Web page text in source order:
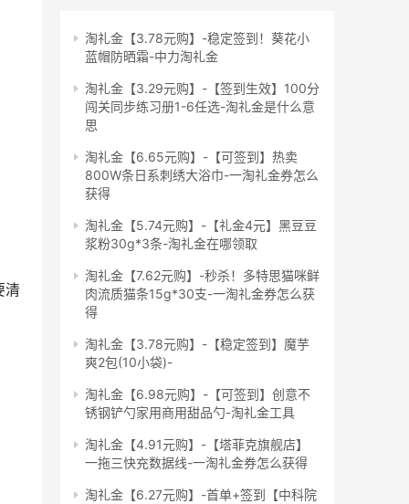
清
淘礼金【3.78元购】-稳定签到！葵花小
蓝帽防晒霜-中力淘礼金
淘礼金【3.29元购】-【签到生效】100分
闯关同步练习册1-6任选-淘礼金是什么意
思
淘礼金【6.65元购】-【可签到】热卖
800W条日系刺绣大浴巾-一淘礼金券怎么
获得
淘礼金【5.74元购】-【礼金4元】黑豆豆
浆粉30g*3条-淘礼金在哪领取
淘礼金【7.62元购】-秒杀！多特思猫咪鲜
肉流质猫条15g*30支-一淘礼金券怎么获
得
淘礼金【3.78元购】-【稳定签到】魔芋
爽2包(10小袋)-
淘礼金【6.98元购】-【可签到】创意不
锈钢铲勺家用商用甜品勺-淘礼金工具
淘礼金【4.91元购】-【塔菲克旗舰店】
一拖三快充数据线-一淘礼金券怎么获得
淘礼金【6.27元购】-首单+签到【中科院